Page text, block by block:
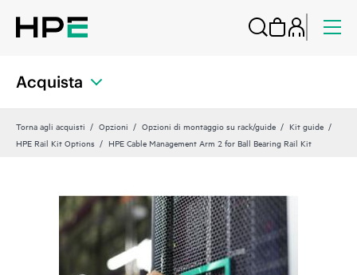
Acquista
Torna agli acquisti Opzioni Opzioni di montaggio su rack/guide
Kit guide
HPE Rail Kit Options
HPE Cable Management Arm 2 for Ball Bearing Rail Kit